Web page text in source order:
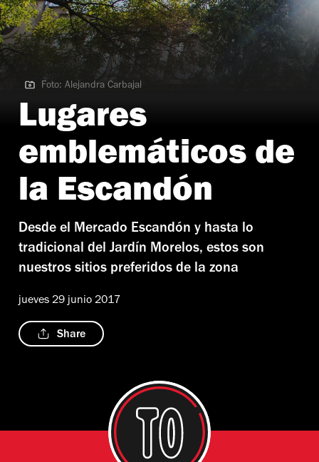
Foto: Alejandra Carbajal
Foto: Alejandra Carbajal
Lugares
emblemáticos de
la Escandón
Desde el Mercado Escandón y hasta lo
tradicional del Jardín Morelos, estos son
nuestros sitios preferidos de la zona
jueves 29 junio 2017
Share